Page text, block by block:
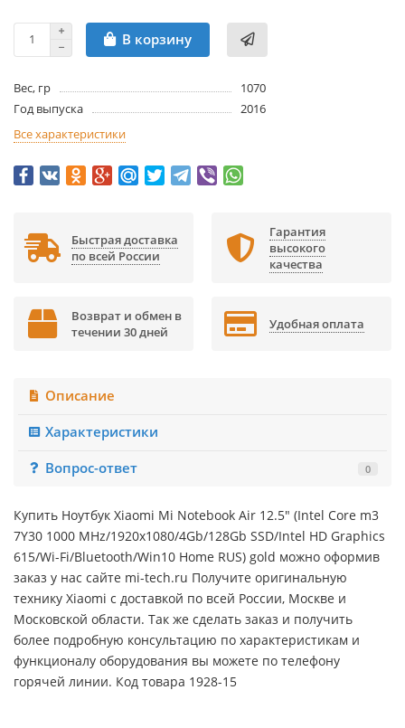
В корзину
Вес, гр
1070
Год выпуска
2016
Все характеристики
Быстрая доставка
по всей России
Гарантия
высокого
качества
Возврат и обмен в
течении 30 дней
Удобная оплата
Описание
Характеристики
Вопрос-ответ
0
Купить Ноутбук Xiaomi Mi Notebook Air 12.5" (Intel Core m3
7Y30 1000 MHz/1920x1080/4Gb/128Gb SSD/Intel HD Graphics
615/Wi-Fi/Bluetooth/Win10 Home RUS) gold можно оформив
заказ у нас сайте mi-tech.ru Получите оригинальную
технику Xiaomi с доставкой по всей России, Москве и
Московской области. Так же сделать заказ и получить
более подробную консультацию по характеристикам и
функционалу оборудования вы можете по телефону
горячей линии. Код товара 1928-15